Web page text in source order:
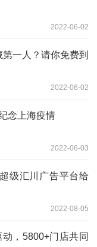
2022-06-02
一人？请你免费到
2022-06-02
念上海疫情
2022-06-03
级汇川广告平台给
2022-08-05
动，5800+门店共同